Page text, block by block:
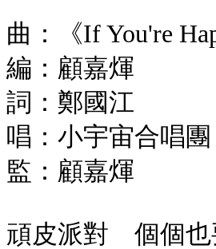
曲：《If You're
編：顧嘉煇
詞：鄭國江
唱：小宇宙合唱團
監：顧嘉煇
頑皮派對 個個也